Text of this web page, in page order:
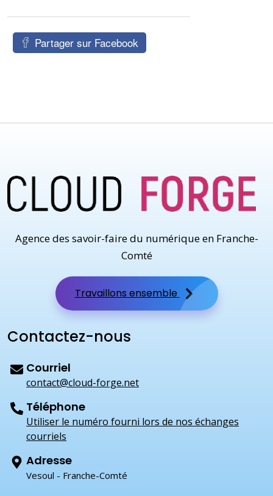
Partager sur Facebook
Agence des savoir-faire du numérique en Franche-
Comté
Travaillons ensemble
Contactez-nous
Courriel
contact@cloud-forge.net
Téléphone
Utiliser le numéro fourni lors de nos échanges
courriels
Adresse
Vesoul - Franche-Comté